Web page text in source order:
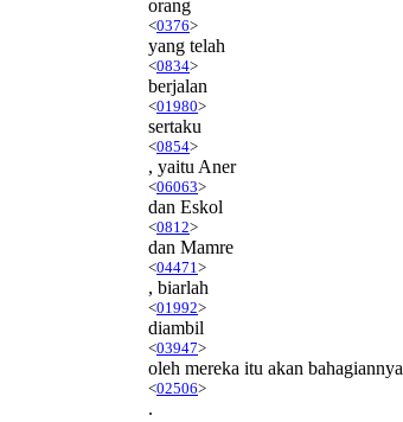
orang
<0376>
yang telah
<0834>
berjalan
<01980>
sertaku
<0854>
, yaitu Aner
<06063>
dan Eskol
<0812>
dan Mamre
<04471 >
, biarlah
<01992>
diambil
<03947>
oleh mereka itu akan bahagiannya
<02506>
.